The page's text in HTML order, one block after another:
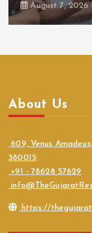
August 7, 2026
About Us
609, Venus
380015
+91 - 78628 57629
https://